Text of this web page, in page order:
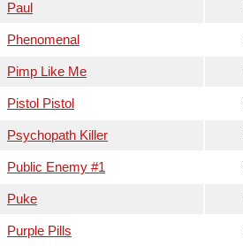
Paul
Phenomenal
Pimp Like Me
Pistol Pistol
Psychopath Killer
Public Enemy #1
Puke
Purple Pills